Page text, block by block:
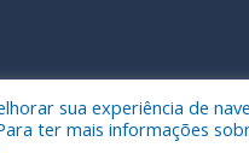
reservados a Prefeitura
sua experiência de
ter mais informações